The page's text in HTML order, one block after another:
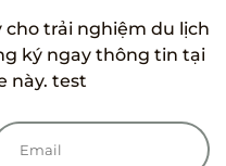
trải nghiệm du lịch
ký ngay thông tin tại
này. test